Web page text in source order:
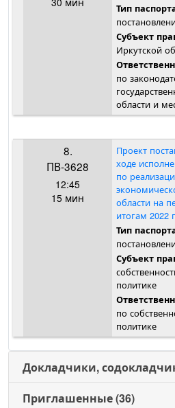
Тип
Субъект
Иркутской
по
области и
8.
ПВ-3628
12:45
15 мин
Проект
ходе
по
области на
итогам 2022
Тип
Субъект
политике
по
политике
Докладчики,
Приглашенные (36)